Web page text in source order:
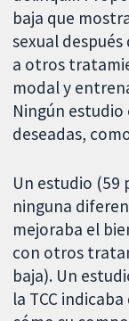
baja que
sexual
a otros
modal y
Ningún estudio
deseadas,
Un estudio
ninguna
mejoraba el
con otros
baja). Un
la TCC